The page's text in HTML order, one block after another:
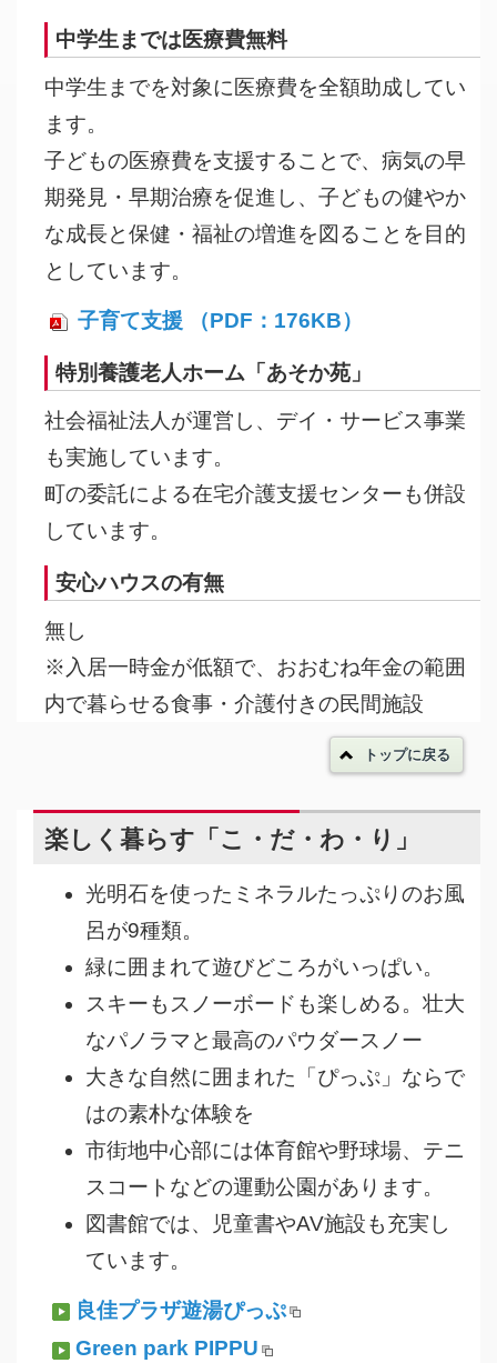
中学生までは医療費無料
中学生までを対象に医療費を全額助成してい
ます。
子どもの医療費を支援することで、病気の早
期発見・早期治療を促進し、子どもの健やか
な成長と保健・福祉の増進を図ることを目的
としています。
子育て支援 （PDF：176KB）
特別養護老人ホーム「あそか苑」
社会福祉法人が運営し、デイ・サービス事業
も実施しています。
町の委託による在宅介護支援センターも併設
しています。
安心ハウスの有無
無し
※入居一時金が低額で、おおむね年金の範囲
内で暮らせる食事・介護付きの民間施設
トップに戻る
楽しく暮らす「こ・だ・わ・り」
光明石を使ったミネラルたっぷりのお風
呂が9種類。
緑に囲まれて遊びどころがいっぱい。
スキーもスノーボードも楽しめる。壮大
なパノラマと最高のパウダースノー
大きな自然に囲まれた「ぴっぷ」ならで
はの素朴な体験を
市街地中心部には体育館や野球場、テニ
スコートなどの運動公園があります。
図書館では、児童書やAV施設も充実し
ています。
良佳プラザ遊湯ぴっぷ
Green park PIPPU